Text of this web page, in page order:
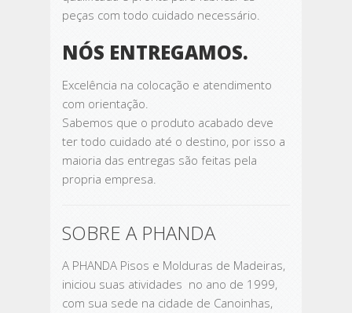
peças com todo cuidado necessário.
NÓS ENTREGAMOS.
Excelência na colocação e atendimento
com orientação.
Sabemos que o produto acabado deve
ter todo cuidado até o destino, por isso a
maioria das entregas são feitas pela
propria empresa.
SOBRE A PHANDA
A PHANDA Pisos e Molduras de Madeiras,
iniciou suas atividades no ano de 1999,
com sua sede na cidade de Canoinhas,